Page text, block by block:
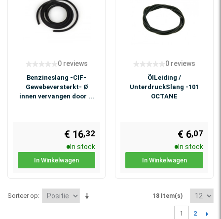
0 reviews
Benzineslang -CIF-
Gewebeversterkt- Ø
innen vervangen door ...
€ 16,32
In stock
In Winkelwagen
0 reviews
ÖlLeiding /
UnterdruckSlang -101
OCTANE
€ 6,07
In stock
In Winkelwagen
Sorteer op 18 Item(s)
1 2